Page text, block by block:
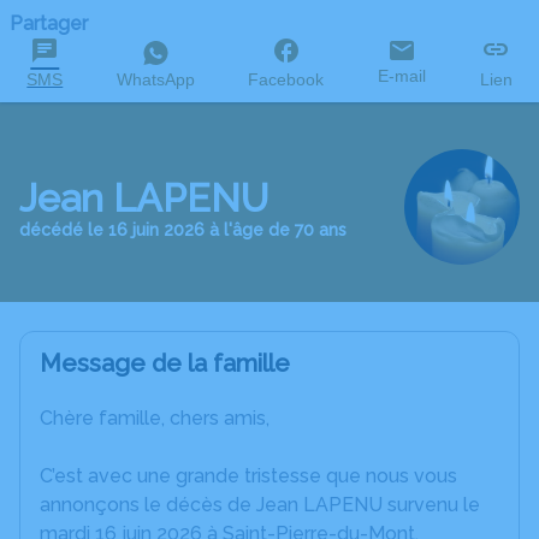
Partager
SMS WhatsApp Facebook E-mail Lien
Jean LAPENU
décédé le 16 juin 2026 à l'âge de 70 ans
Message de la famille
Chère famille, chers amis,
C’est avec une grande tristesse que nous vous
annonçons le décès de Jean LAPENU survenu le
mardi 16 juin 2026 à Saint-Pierre-du-Mont.